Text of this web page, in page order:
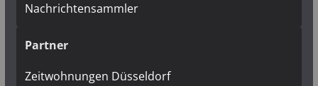
Nachrichtensammler
Partner
Zeitwohnungen Düsseldorf